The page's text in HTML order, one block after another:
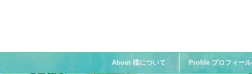
About 楪について Profile プロフィール